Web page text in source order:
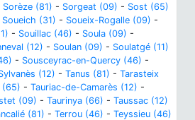
Sorèze (81) - Sorgeat (09) - Sost (65)
Soueich (31) - Soueix-Rogalle (09) -
- Souillac (46) - Soula (09) -
(12) - Soulan (09) - Soulatgé (11)
- Sousceyrac-en-Quercy (46) -
(12) - Tanus (81) - Tarasteix
(65) - Tauriac-de-Camarès (12) -
(09) - Taurinya (66) - Taussac (12)
(81) - Terrou (46) - Teyssieu (46)